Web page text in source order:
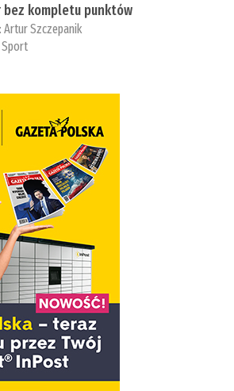
bez kompletu punktów
Artur Szczepanik
Sport